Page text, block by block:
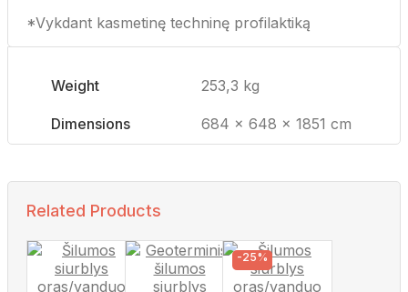
*Vykdant kasmetinę techninę profilaktiką
Weight 253,3 kg
Dimensions 684 × 648 × 1851 cm
Related Products
-25%